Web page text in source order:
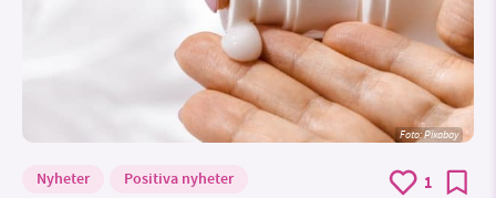
Foto:Pixabay
Nyheter Positiva nyheter 1